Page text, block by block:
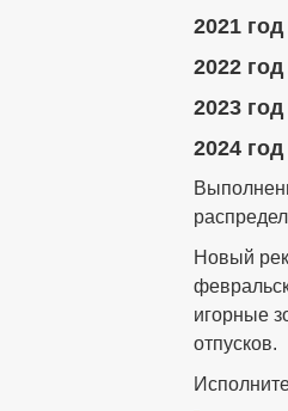
2021
2022
2023
2024
Новый
игорные
отпусков.